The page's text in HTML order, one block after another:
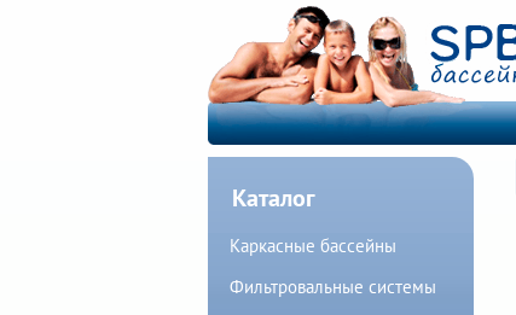
Каталог
Каркасные бассейны
Фильтровальные системы